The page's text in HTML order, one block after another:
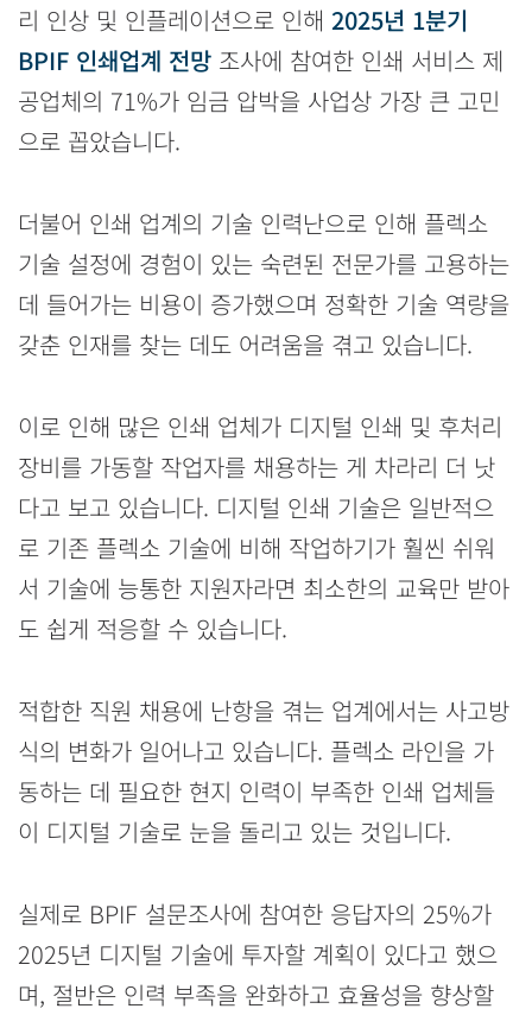
리 인상 및 인플레이션으로 인해 2025년 1분기
BPIF 인쇄업계 전망 조사에 참여한 인쇄 서비스 제
공업체의 71%가 임금 압박을 사업상 가장 큰 고민
으로 꼽았습니다.
더불어 인쇄 업계의 기술 인력난으로 인해 플렉소
기술 설정에 경험이 있는 숙련된 전문가를 고용하는
데 들어가는 비용이 증가했으며 정확한 기술 역량을
갖춘 인재를 찾는 데도 어려움을 겪고 있습니다.
이로 인해 많은 인쇄 업체가 디지털 인쇄 및 후처리
장비를 가동할 작업자를 채용하는 게 차라리 더 낫
다고 보고 있습니다. 디지털 인쇄 기술은 일반적으
로 기존 플렉소 기술에 비해 작업하기가 훨씬 쉬워
서 기술에 능통한 지원자라면 최소한의 교육만 받아
도 쉽게 적응할 수 있습니다.
적합한 직원 채용에 난항을 겪는 업계에서는 사고방
식의 변화가 일어나고 있습니다. 플렉소 라인을 가
동하는 데 필요한 현지 인력이 부족한 인쇄 업체들
이 디지털 기술로 눈을 돌리고 있는 것입니다.
실제로 BPIF 설문조사에 참여한 응답자의 25%가
2025년 디지털 기술에 투자할 계획이 있다고 했으
며, 절반은 인력 부족을 완화하고 효율성을 향상할